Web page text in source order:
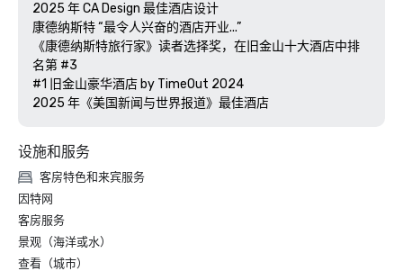
2025 年 CA Design 最佳酒店设计
康德纳斯特 “最令人兴奋的酒店开业...”
《康德纳斯特旅行家》读者选择奖，在旧金山十大酒店中排
名第 #3
#1 旧金山豪华酒店 by TimeOut 2024
设施和服务
客房特色和来宾服务
因特网
客房服务
景观（海洋或水）
查看（城市）